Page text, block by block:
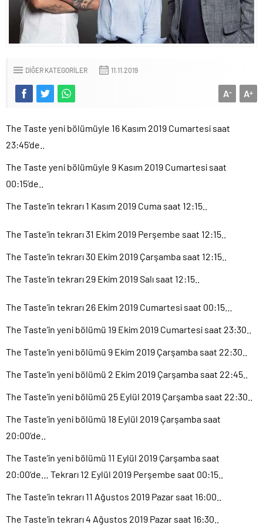
DIĞER KATEGORILER 11.11.2019
A+
A-
The Taste yeni bölümüyle 16 Kasım 2019 Cumartesi saat
23:45’de..
The Taste yeni bölümüyle 9 Kasım 2019 Cumartesi saat
00:15’de..
The Taste’in tekrarı 1 Kasım 2019 Cuma saat 12:15..
The Taste’in tekrarı 31 Ekim 2019 Perşembe saat 12:15..
The Taste’in tekrarı 30 Ekim 2019 Çarşamba saat 12:15..
The Taste’in tekrarı 29 Ekim 2019 Salı saat 12:15..
The Taste’in tekrarı 26 Ekim 2019 Cumartesi saat 00:15…
The Taste’in yeni bölümü 19 Ekim 2019 Cumartesi saat 23:30..
The Taste’in yeni bölümü 9 Ekim 2019 Çarşamba saat 22:30..
The Taste’in yeni bölümü 2 Ekim 2019 Çarşamba saat 22:45..
The Taste’in yeni bölümü 25 Eylül 2019 Çarşamba saat 22:30..
The Taste’in yeni bölümü 18 Eylül 2019 Çarşamba saat
20:00’de..
The Taste’in yeni bölümü 11 Eylül 2019 Çarşamba saat
20:00’de… Tekrarı 12 Eylül 2019 Perşembe saat 00:15..
The Taste’in tekrarı 11 Ağustos 2019 Pazar saat 16:00..
The Taste’in tekrarı 4 Ağustos 2019 Pazar saat 16:30..